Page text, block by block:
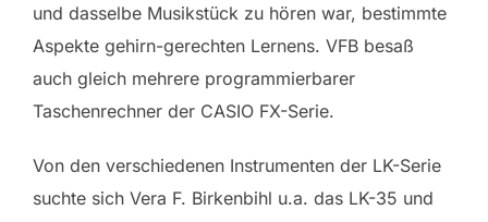
und dasselbe Musikstück zu hören war, bestimmte
Aspekte gehirn-gerechten Lernens. VFB besaß
auch gleich mehrere programmierbarer
Taschenrechner der CASIO FX-Serie.
Von den verschiedenen Instrumenten der LK-Serie
suchte sich Vera F. Birkenbihl u.a. das LK-35 und